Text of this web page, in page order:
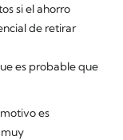
si el ahorro
de retirar
es probable que
es